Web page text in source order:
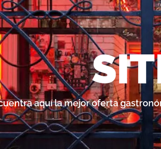
aquí la mejor oferta